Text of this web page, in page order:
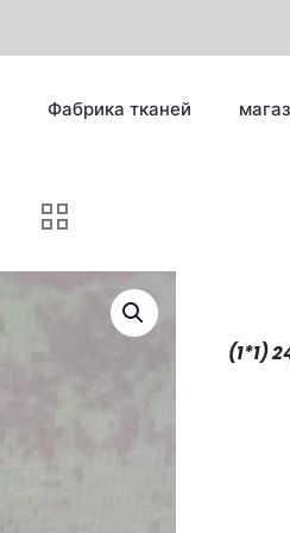
Фабрика тканей
(1*1)